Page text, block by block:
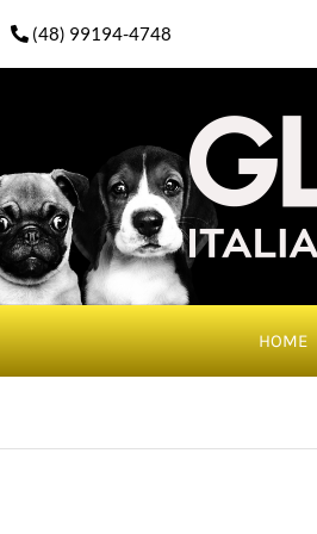
(48) 99194-4748
HOME